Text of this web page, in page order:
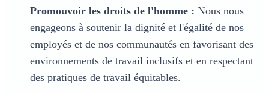
Promouvoir les droits de l'homme : Nous nous
engageons à soutenir la dignité et l'égalité de nos
employés et de nos communautés en favorisant des
environnements de travail inclusifs et en respectant
des pratiques de travail équitables.